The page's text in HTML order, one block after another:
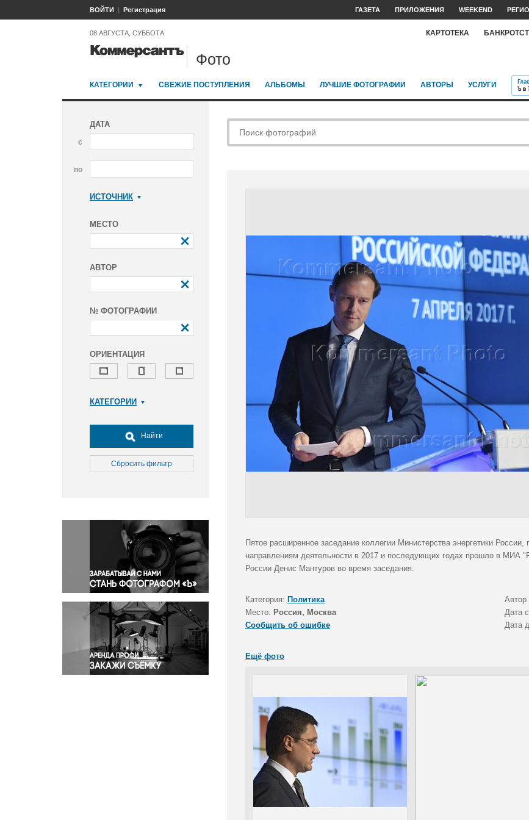
ВОЙТИ Регистрация ГАЗЕТА ПРИЛОЖЕНИЯ WEEKEND
08 АВГУСТА, СУББОТА КАРТОТЕКА
Фото
КАТЕГОРИИ СВЕЖИЕ ПОСТУПЛЕНИЯ АЛЬБОМЫ ЛУЧШИЕ ФОТОГРАФИИ АВТОРЫ УСЛУГИ
ДАТА
с
по
ИСТОЧНИК
МЕСТО
АВТОР
№ ФОТОГРАФИИ
ОРИЕНТАЦИЯ
КАТЕГОРИИ
Досуг, туризм и отдых
Культура
Медицина
Окружающая среда
Политика
Правосудие
Происшествия и конфликты
Религия
Светская жизнь
Спорт
Экология
Экономика и бизнес
Найти
Сбросить фильтр
Пятое расширенное заседание коллегии Министерства энергетики
направлениям деятельности в 2017 и последующих годах прошло в МИА
России Денис Мантуров во время заседания.
Категория: Политика Автор
Место: Россия, Москва Дата
Сообщить об ошибке
Дата
Ещё фото